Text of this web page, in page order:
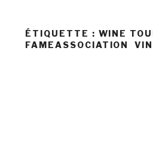
ÉTIQUETTE : WINE
FAMEASSOCIATION